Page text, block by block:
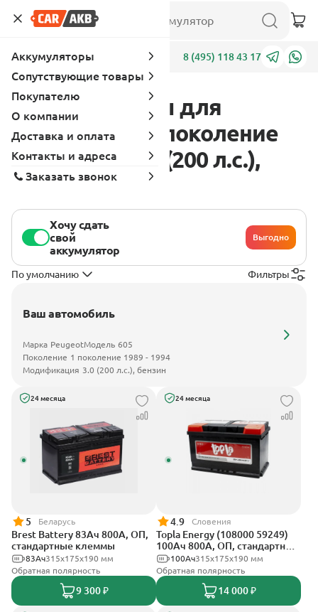
Адреса 8 (495) 118 43 17
Аккумуляторы для
Peugeot 605 1 поколение
1989 - 1994 3.0 (200 л.с.),
бензин
Хочу сдать
свой
аккумулятор
Выгодно
По умолчанию Фильтры
Ваш автомобиль
Марка PeugeotМодель 605
Поколение 1 поколение 1989 - 1994
Модификация 3.0 (200 л.с.), бензин
24 месяца
5 Беларусь
Brest Battery 83Ач 800А, ОП,
стандартные клеммы
315x175x190 мм
83Ач
Обратная полярность
9 300 ₽
24 месяца
4.9 Словения
Topla Energy (108000 59249)
100Ач 800А, ОП, стандартные
клеммы315x175x190 мм
100Ач
Обратная полярность
14 000 ₽
Аккумуляторы
Сопутствующие товары
Покупателю
О компании
Доставка и оплата
Контакты и адреса
Заказать звонок